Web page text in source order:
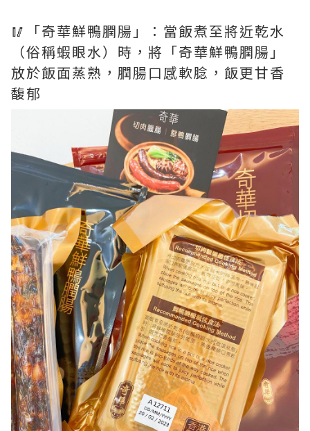
🥢「奇華鮮鴨膶腸」：當飯煮至將近乾水
（俗稱蝦眼水）時，將「奇華鮮鴨膶腸」
放於飯面蒸熟，膶腸口感軟腍，飯更甘香
馥郁